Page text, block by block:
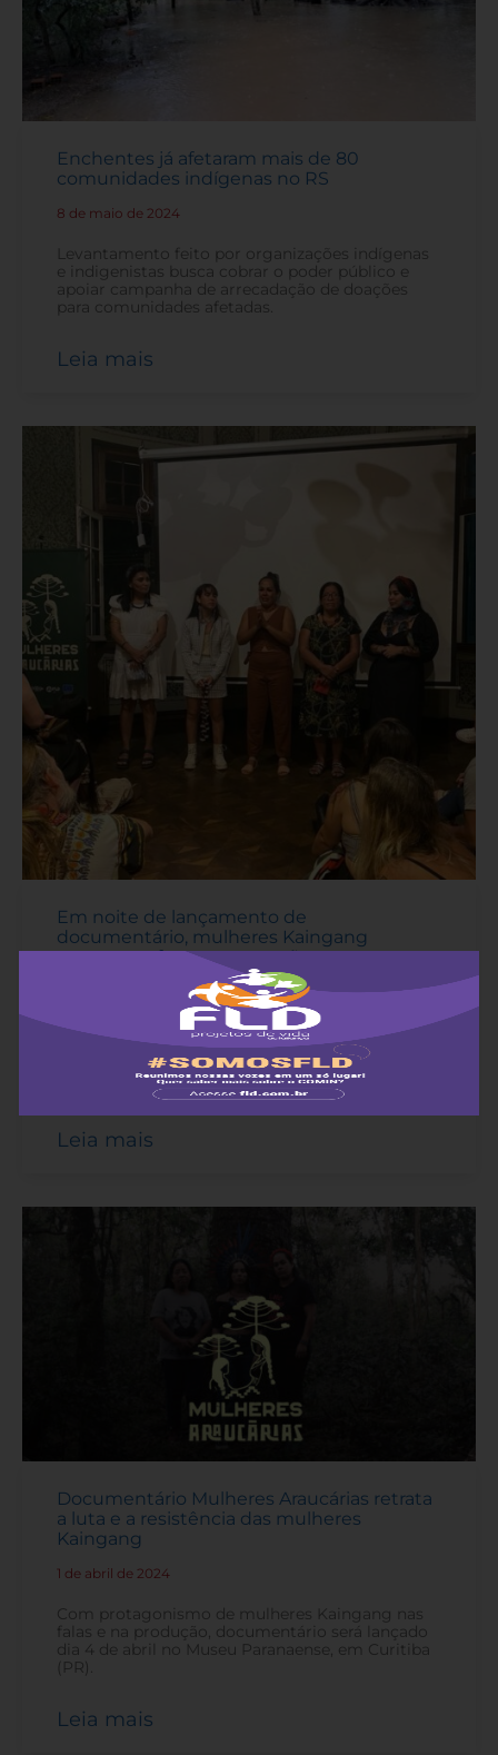
Enchentes já afetaram mais de 80
comunidades indígenas no RS
8 de maio de 2024
Levantamento feito por organizações indígenas
e indigenistas busca cobrar o poder público e
apoiar campanha de arrecadação de doações
para comunidades afetadas.
Leia mais
Em noite de lançamento de
documentário, mulheres Kaingang
mostram a força e a conexão com as
-
Documentário “Mulheres Araucárias” conta as
vivências de luta, resistência e esperança de três
gerações de mulheres Kaingang do Paraná.
Leia mais
Documentário Mulheres Araucárias retrata
a luta e a resistência das mulheres
Kaingang
1 de abril de 2024
Com protagonismo de mulheres Kaingang nas
falas e na produção, documentário será lançado
dia 4 de abril no Museu Paranaense, em Curitiba
(PR).
Leia mais